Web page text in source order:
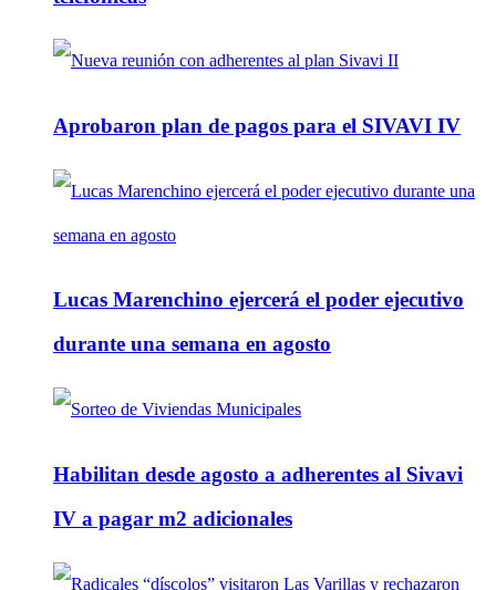
Aprobaron plan de pagos para el SIVAVI IV
Lucas Marenchino ejercerá el poder ejecutivo
durante una semana en agosto
Habilitan desde agosto a adherentes al Sivavi
IV a pagar m2 adicionales